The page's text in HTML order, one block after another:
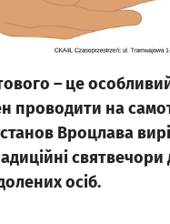
– це
проводити на
Вроцлава
святвечори
осіб.